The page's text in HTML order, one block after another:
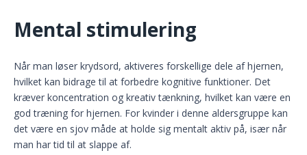
Mental stimulering
Når man løser krydsord, aktiveres forskellige dele af hjernen,
hvilket kan bidrage til at forbedre kognitive funktioner. Det
kræver koncentration og kreativ tænkning, hvilket kan være en
god træning for hjernen. For kvinder i denne aldersgruppe kan
det være en sjov måde at holde sig mentalt aktiv på, især når
man har tid til at slappe af.